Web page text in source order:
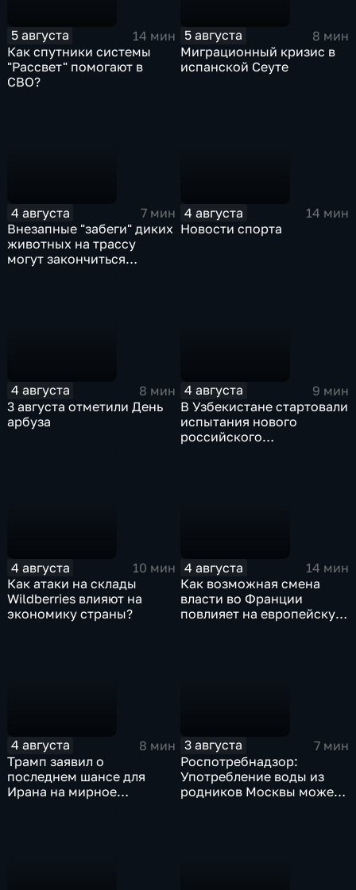
5 августа
14 мин
Как спутники системы
"Рассвет" помогают в
СВО?
5 августа
8 мин
Миграционный кризис в
испанской Сеуте
4 августа
7 мин
Внезапные "забеги" диких
животных на трассу
могут закончиться
4 августа
14 мин
Новости спорта
4 августа
8 мин
3 августа отметили День
арбуза
4 августа
9 мин
В Узбекистане стартовали
испытания нового
российского
4 августа
10 мин
Как атаки на склады
Wildberries влияют на
экономику страны?
4 августа
14 мин
Как возможная смена
власти во Франции
повлияет на европейскую
4 августа
8 мин
Трамп заявил о
последнем шансе для
Ирана на мирное
3 августа
7 мин
Роспотребнадзор:
Употребление воды из
родников Москвы может